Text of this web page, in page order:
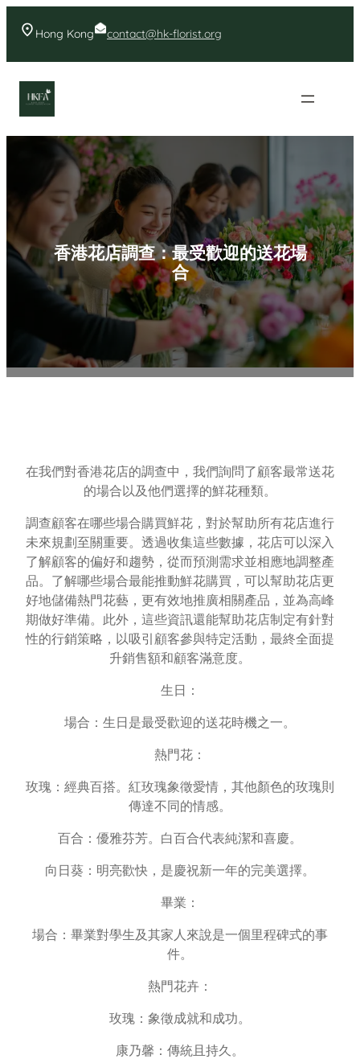
Hong Kong contact@hk-florist.org
香港花店調查：最受歡迎的送花場
合
在我們對香港花店的調查中，我們詢問了顧客最常送花
的場合以及他們選擇的鮮花種類。
調查顧客在哪些場合購買鮮花，對於幫助所有花店進行
未來規劃至關重要。透過收集這些數據，花店可以深入
了解顧客的偏好和趨勢，從而預測需求並相應地調整產
品。了解哪些場合最能推動鮮花購買，可以幫助花店更
好地儲備熱門花藝，更有效地推廣相關產品，並為高峰
期做好準備。此外，這些資訊還能幫助花店制定有針對
性的行銷策略，以吸引顧客參與特定活動，最終全面提
升銷售額和顧客滿意度。
生日：
場合：生日是最受歡迎的送花時機之一。
熱門花：
玫瑰：經典百搭。紅玫瑰象徵愛情，其他顏色的玫瑰則
傳達不同的情感。
百合：優雅芬芳。白百合代表純潔和喜慶。
向日葵：明亮歡快，是慶祝新一年的完美選擇。
畢業：
場合：畢業對學生及其家人來說是一個里程碑式的事
件。
熱門花卉：
玫瑰：象徵成就和成功。
康乃馨：傳統且持久。